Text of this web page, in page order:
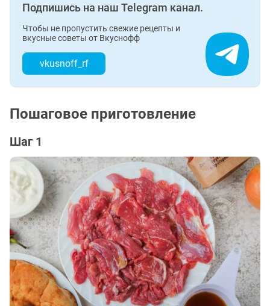
Подпишись на наш Telegram канал.
Чтобы не пропустить свежие рецепты и
вкусные советы от Вкуснофф
vkusnoff_rf
Пошаговое приготовление
Шаг 1